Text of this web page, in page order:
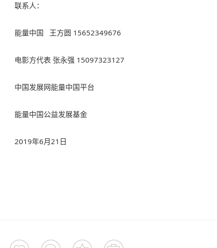
联系人：
能量中国 王方圆 15652349676
电影方代表 张永强 15097323127
中国发展网能量中国平台
能量中国公益发展基金
2019年6月21日